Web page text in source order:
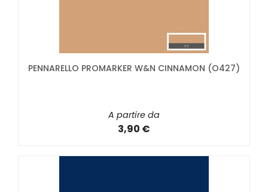
PENNARELLO PROMARKER W&N CINNAMON (O427)
A partire da
3,90 €